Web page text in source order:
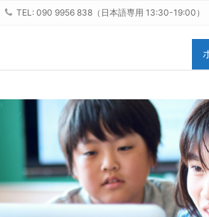
TEL: 090 9956 838（日本語専用 13:30-19:00）